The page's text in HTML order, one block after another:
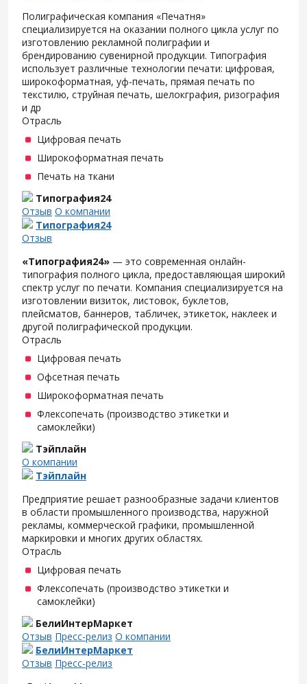
Полиграфическая компания «Печатня»
специализируется на оказании полного цикла услуг по
изготовлению рекламной полиграфии и
брендированию сувенирной продукции. Типография
использует различные технологии печати: цифровая,
широкоформатная, уф-печать, прямая печать по
текстилю, струйная печать, шелокграфия, ризография
и др
Отрасль
Цифровая печать
Широкоформатная печать
Печать на ткани
Типография24
Отзыв О компании
Типография24
Отзыв
«Типография24» — это современная онлайн-
типография полного цикла, предоставляющая широкий
спектр услуг по печати. Компания специализируется на
изготовлении визиток, листовок, буклетов,
плейсматов, баннеров, табличек, этикеток, наклеек и
другой полиграфической продукции.
Отрасль
Цифровая печать
Офсетная печать
Широкоформатная печать
Флексопечать (производство этикетки и
самоклейки)
Тэйплайн
О компании
Тэйплайн
Предприятие решает разнообразные задачи клиентов
в области промышленного производства, наружной
рекламы, коммерческой графики, промышленной
маркировки и многих других областях.
Отрасль
Цифровая печать
Флексопечать (производство этикетки и
самоклейки)
БелиИнтерМаркет
Отзыв Пресс-релиз О компании
БелиИнтерМаркет
Отзыв Пресс-релиз